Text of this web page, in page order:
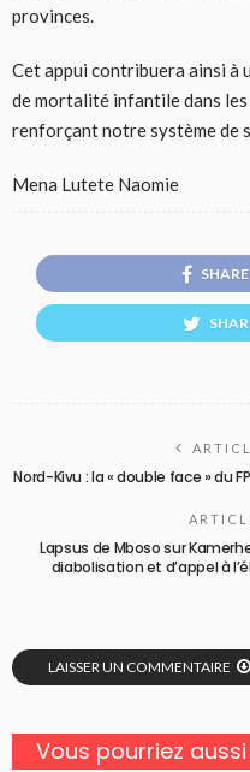
provinces.
Cet appui contribuera ainsi à
de mortalité infantile dans
renforçant notre système de
Mena Lutete Naomie
Nord-Kivu : la « double face » du
Lapsus de Mboso sur
diabolisation et d’appel à
LAISSER UN COMMENTAIRE
Vous pourriez